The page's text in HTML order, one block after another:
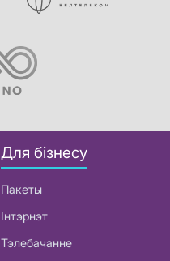
Для бізнесу
Пакеты
Інтэрнэт
Тэлебачанне